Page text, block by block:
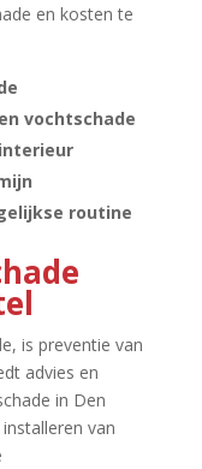
en kosten te
vochtschade
routine
is preventie van
advies en
in Den
van